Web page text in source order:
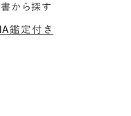
から探す
鑑定付き